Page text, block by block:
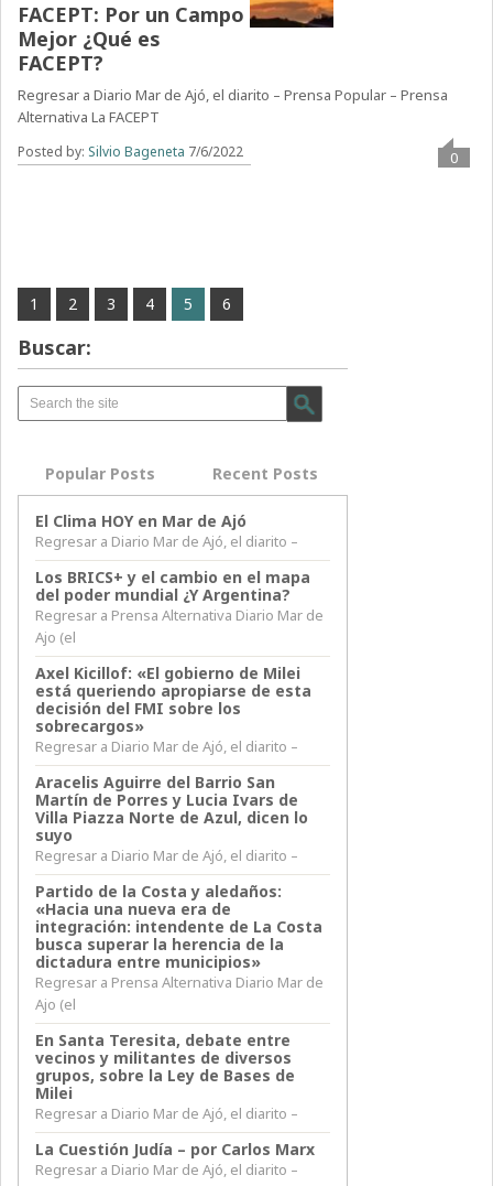
FACEPT: Por un Campo
Mejor ¿Qué es
FACEPT?
Regresar a Diario Mar de Ajó, el diarito – Prensa Popular – Prensa
Alternativa La FACEPT
Posted by: Silvio Bageneta 7/6/2022 0
1 2 3 4 5 6
Buscar:
Popular Posts Recent Posts
El Clima HOY en Mar de Ajó
Regresar a Diario Mar de Ajó, el diarito –
Los BRICS+ y el cambio en el mapa
del poder mundial ¿Y Argentina?
Regresar a Prensa Alternativa Diario Mar de
Ajo (el
Axel Kicillof: «El gobierno de Milei
está queriendo apropiarse de esta
decisión del FMI sobre los
sobrecargos»
Regresar a Diario Mar de Ajó, el diarito –
Aracelis Aguirre del Barrio San
Martín de Porres y Lucia Ivars de
Villa Piazza Norte de Azul, dicen lo
suyo
Regresar a Diario Mar de Ajó, el diarito –
Partido de la Costa y aledaños:
«Hacia una nueva era de
integración: intendente de La Costa
busca superar la herencia de la
dictadura entre municipios»
Regresar a Prensa Alternativa Diario Mar de
Ajo (el
En Santa Teresita, debate entre
vecinos y militantes de diversos
grupos, sobre la Ley de Bases de
Milei
Regresar a Diario Mar de Ajó, el diarito –
La Cuestión Judía – por Carlos Marx
Regresar a Diario Mar de Ajó, el diarito –